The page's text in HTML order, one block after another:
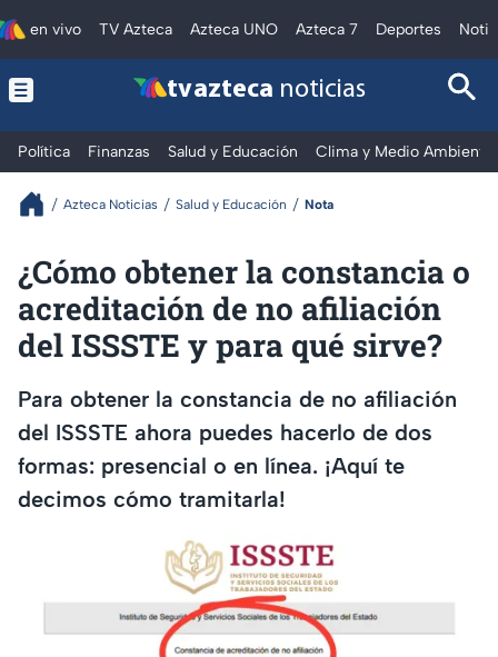
en vivo TV Azteca Azteca UNO Azteca 7 Deportes
tv azteca noticias
Política Finanzas Salud y Educación Clima y Medio Ambiente
Azteca Noticias Salud y Educación Nota
¿Cómo obtener la constancia o
acreditación de no afiliación
del ISSSTE y para qué sirve?
Para obtener la constancia de no afiliación
del ISSSTE ahora puedes hacerlo de dos
formas: presencial o en línea. ¡Aquí te
decimos cómo tramitarla!